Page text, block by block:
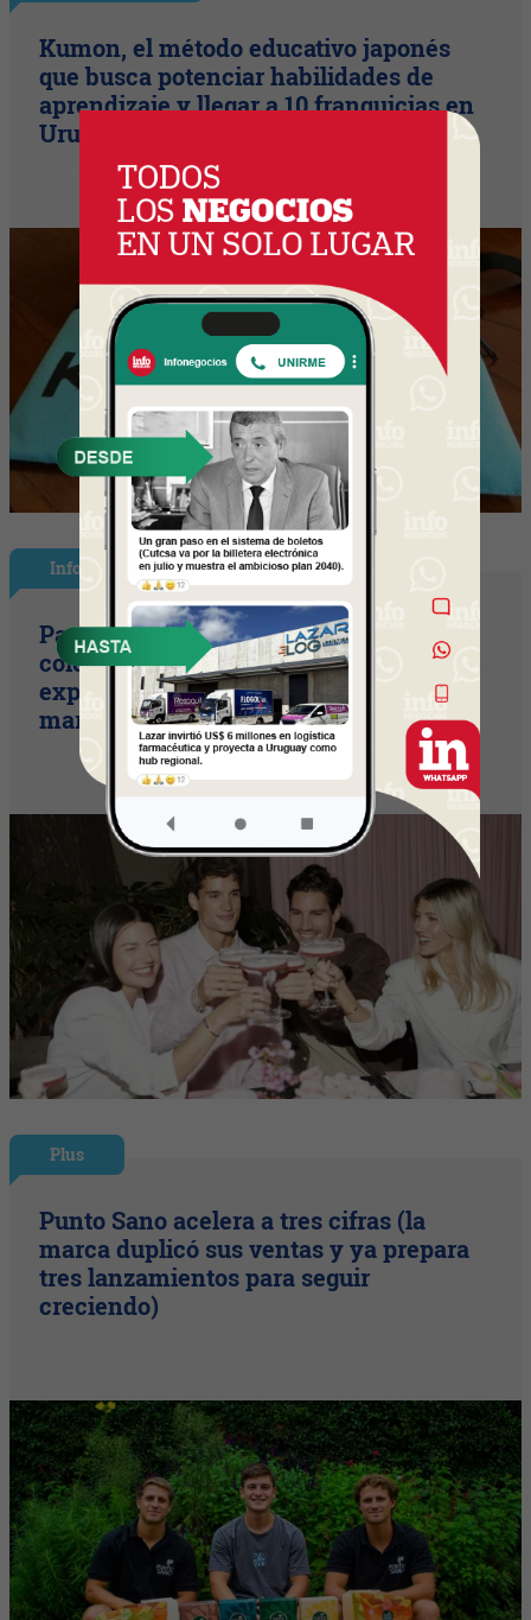
Kumon, el método educativo japonés
que busca potenciar habilidades de
aprendizaje y llegar a 10 franquicias en
Uruguay en dos años
InfoStyle
Pandora presentó sus nuevas
colecciones de verano con una
experiencia inspirada en el espíritu del
mar
Plus
Punto Sano acelera a tres cifras (la
marca duplicó sus ventas y ya prepara
tres lanzamientos para seguir
creciendo)